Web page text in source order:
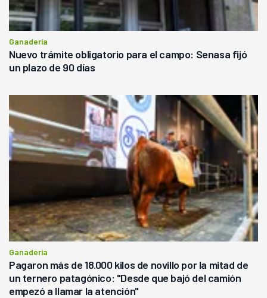
Ganadería
Nuevo trámite obligatorio para el campo: Senasa fijó
un plazo de 90 días
Ganadería
Pagaron más de 18.000 kilos de novillo por la mitad de
un ternero patagónico: "Desde que bajó del camión
empezó a llamar la atención"